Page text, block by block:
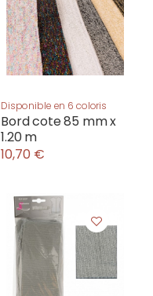
Disponible en 6 coloris
Bord cote 85 mm x
1.20 m
10,70 €